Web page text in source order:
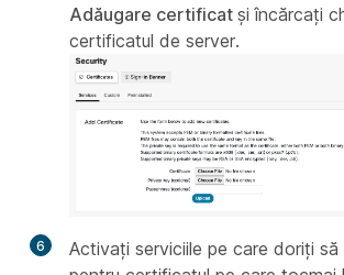
Adăugare certificat și încărcați
certificatul de server.
6
Activați serviciile pe care doriți să